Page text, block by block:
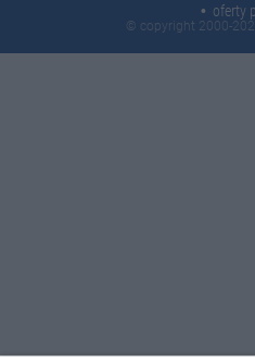
oferty
© copyright 2000-